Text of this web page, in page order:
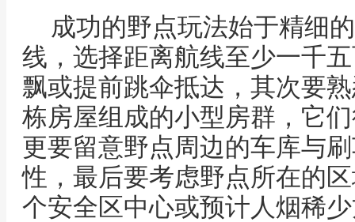
成功的野点玩法始于精细
线，选择距离航线至少一千
飘或提前跳伞抵达，其次要
栋房屋组成的小型房群，它
更要留意野点周边的车库与
性，最后要考虑野点所在的
个安全区中心或预计人烟稀